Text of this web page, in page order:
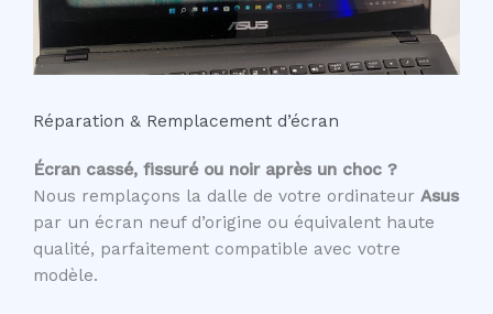
Réparation & Remplacement d’écran
Écran cassé, fissuré ou noir après un choc ?
Nous remplaçons la dalle de votre ordinateur Asus
par un écran neuf d’origine ou équivalent haute
qualité, parfaitement compatible avec votre
modèle.